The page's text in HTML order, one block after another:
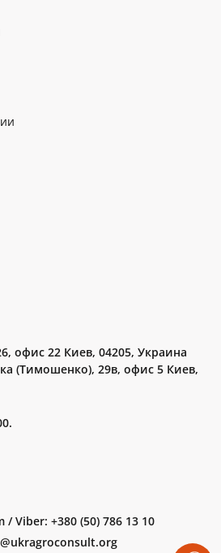
офис 22 Киев, 04205, Украина
(Тимошенко), 29в, офис 5 Киев,
/ Viber: +380 (50) 786 13 10